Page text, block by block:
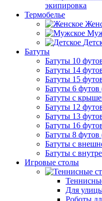
экипировка
Термобелье
Батуты
Батуты 10
Батуты 14
Батуты 15
Батуты 6 футов
Батуты с
Батуты 12
Батуты 13
Батуты 16
Батуты 8 футов
Батуты с
Батуты с
Игровые столы
Для
Роботы